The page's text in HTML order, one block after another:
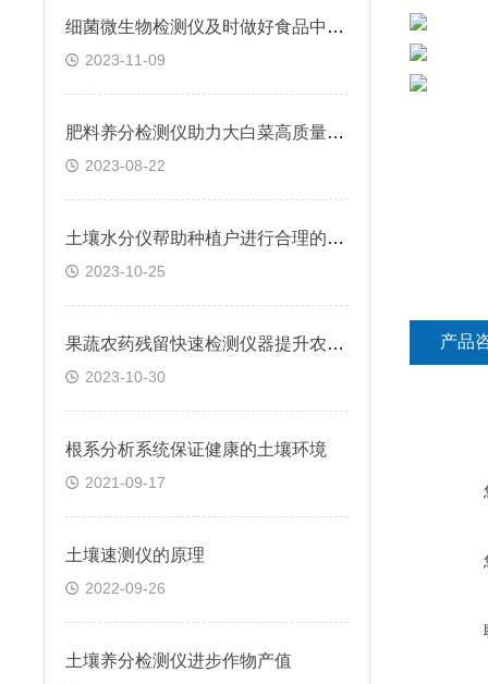
细菌微生物检测仪及时做好食品中微生物的检测工作
2023-11-09
肥料养分检测仪助力大白菜高质量产出
2023-08-22
土壤水分仪帮助种植户进行合理的灌溉
2023-10-25
果蔬农药残留快速检测仪器提升农产品的质量
2023-10-30
根系分析系统保证健康的土壤环境
2021-09-17
土壤速测仪的原理
2022-09-26
土壤养分检测仪进步作物产值
产品